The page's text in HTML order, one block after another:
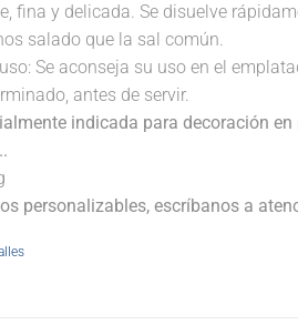
fina y delicada. Se disuelve
salado que la sal común.
Se aconseja su uso en el
antes de servir.
indicada para decoración
personalizables, escríbanos a